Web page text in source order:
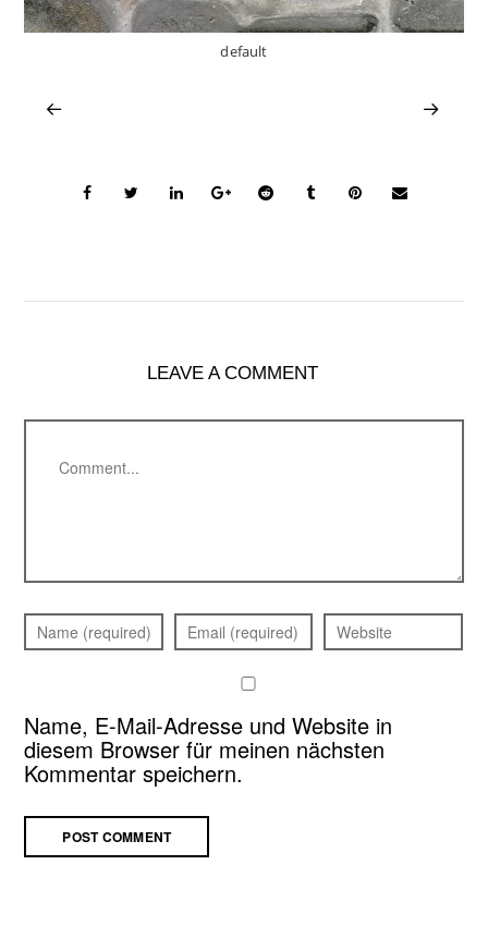
default
LEAVE A COMMENT
Comment
Name, E-Mail-Adresse und Website in
diesem Browser für meinen nächsten
Kommentar speichern.